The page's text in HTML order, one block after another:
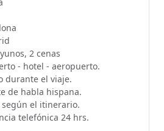
2 cenas
- hotel - aeropuerto.
durante el viaje.
de habla hispana.
según el itinerario.
telefónica 24 hrs.